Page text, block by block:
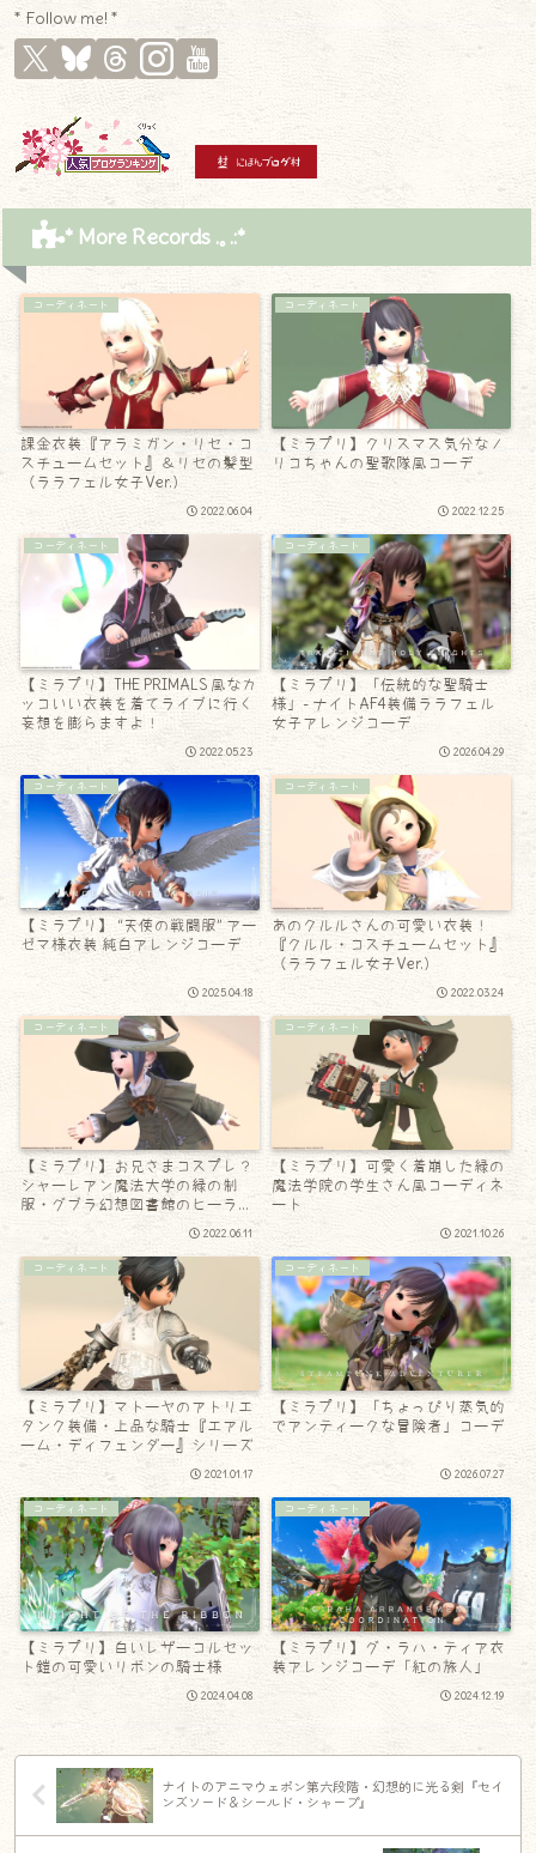
* Follow me! *
* More Records .｡.:*
コーディネート
課金衣装『アラミガン・リセ・コ
スチュームセット』＆リセの髪型
（ララフェル女子Ver.）
2022.06.04
コーディネート
【ミラプリ】クリスマス気分なノ
リコちゃんの聖歌隊風コーデ
2022.12.25
コーディネート
【ミラプリ】THE PRIMALS 風なカ
ッコいい衣装を着てライブに行く
妄想を膨らますよ！
2022.05.23
コーディネート
【ミラプリ】「伝統的な聖騎士
様」- ナイトAF4装備ララフェル
女子アレンジコーデ
2026.04.29
コーディネート
【ミラプリ】 “天使の戦闘服” アー
ゼマ様衣装 純白アレンジコーデ
2025.04.18
コーディネート
あのクルルさんの可愛い衣装！
『クルル・コスチュームセット』
（ララフェル女子Ver.）
2022.03.24
コーディネート
【ミラプリ】お兄さまコスプレ？
シャーレアン魔法大学の緑の制
服・グブラ幻想図書館のヒーラー
2022.06.11
コーディネート
【ミラプリ】可愛く着崩した緑の
魔法学院の学生さん風コーディネ
ート
2021.10.26
コーディネート
【ミラプリ】マトーヤのアトリエ
タンク装備・上品な騎士『エアル
ーム・ディフェンダー』シリーズ
2021.01.17
コーディネート
【ミラプリ】「ちょっぴり蒸気的
でアンティークな冒険者」コーデ
2026.07.27
コーディネート
【ミラプリ】白いレザーコルセッ
ト鎧の可愛いリボンの騎士様
2024.04.08
コーディネート
【ミラプリ】グ・ラハ・ティア衣
装アレンジコーデ「紅の旅人」
2024.12.19
ナイトのアニマウェポン第六段階・幻想的に光る剣『セイ
ンズソード＆シールド・シャープ』